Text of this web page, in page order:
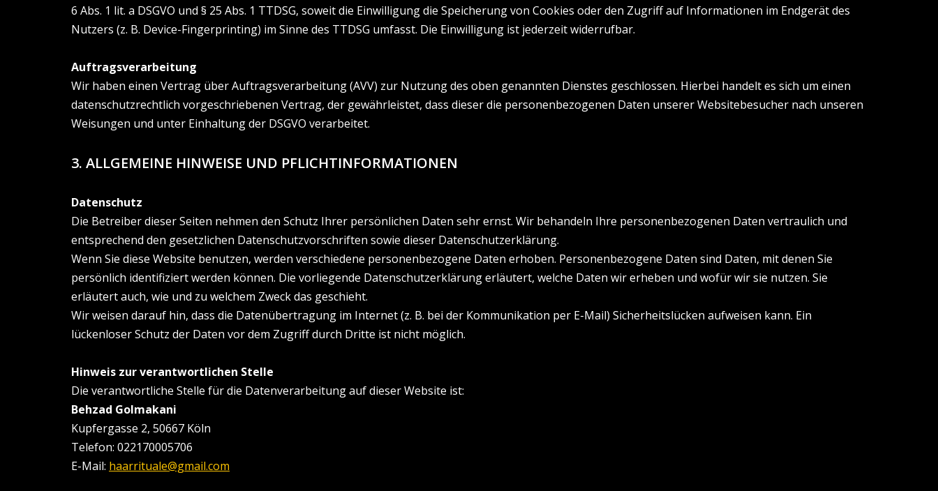
6 Abs. 1 lit. a DSGVO und § 25 Abs. 1 TTDSG, soweit die Einwilligung die Speicherung von Cookies oder den Zugriff auf Informationen im Endgerät des
Nutzers (z. B. Device-Fingerprinting) im Sinne des TTDSG umfasst. Die Einwilligung ist jederzeit widerrufbar.
Auftragsverarbeitung
Wir haben einen Vertrag über Auftragsverarbeitung (AVV) zur Nutzung des oben genannten Dienstes geschlossen. Hierbei handelt es sich um einen
datenschutzrechtlich vorgeschriebenen Vertrag, der gewährleistet, dass dieser die personenbezogenen Daten unserer Websitebesucher nach unseren
Weisungen und unter Einhaltung der DSGVO verarbeitet.
3. ALLGEMEINE HINWEISE UND PFLICHTINFORMATIONEN
Datenschutz
Die Betreiber dieser Seiten nehmen den Schutz Ihrer persönlichen Daten sehr ernst. Wir behandeln Ihre personenbezogenen Daten vertraulich und
entsprechend den gesetzlichen Datenschutzvorschriften sowie dieser Datenschutzerklärung.
Wenn Sie diese Website benutzen, werden verschiedene personenbezogene Daten erhoben. Personenbezogene Daten sind Daten, mit denen Sie
persönlich identifiziert werden können. Die vorliegende Datenschutzerklärung erläutert, welche Daten wir erheben und wofür wir sie nutzen. Sie
erläutert auch, wie und zu welchem Zweck das geschieht.
Wir weisen darauf hin, dass die Datenübertragung im Internet (z. B. bei der Kommunikation per E-Mail) Sicherheitslücken aufweisen kann. Ein
lückenloser Schutz der Daten vor dem Zugriff durch Dritte ist nicht möglich.
Hinweis zur verantwortlichen Stelle
Die verantwortliche Stelle für die Datenverarbeitung auf dieser Website ist:
Behzad Golmakani
Kupfergasse 2, 50667 Köln
Telefon: 022170005706
E-Mail: haarrituale@gmail.com